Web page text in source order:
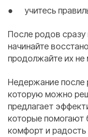
● учитесь
После родов сразу
начинайте
продолжайте их не
Недержание
которую можно
предлагает
которые помогают
комфорт и радость